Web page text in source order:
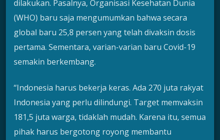
dilakukan. Pasalnya, Organisasi Kesehatan Dunia
(WHO) baru saja mengumumkan bahwa secara
global baru 25,8 persen yang telah divaksin dosis
pertama. Sementara, varian-varian baru Covid-19
semakin berkembang.
“Indonesia harus bekerja keras. Ada 270 juta rakyat
Indonesia yang perlu dilindungi. Target memvaksin
181,5 juta warga, tidaklah mudah. Karena itu, semua
pihak harus bergotong royong membantu